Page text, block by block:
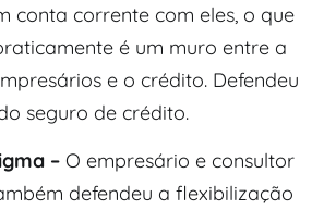
conta corrente com eles, o que
é um muro entre a
e o crédito. Defendeu
seguro de crédito.
– O empresário e consultor
defendeu a flexibilização